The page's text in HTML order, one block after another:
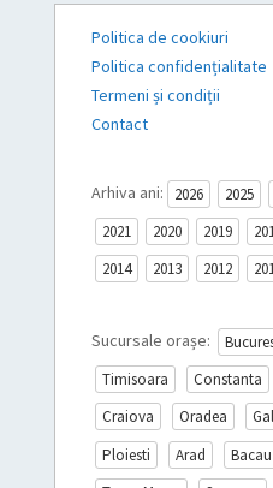
Politica de cookiuri
Politica confidențialitate
Termeni și condiții
Contact
Arhiva ani: 2026 2025
2021
2020 2019
2014
2013 2012
Sucursale orașe:
Timisoara
Constanta
Craiova
Oradea
Ploiesti
Arad Bacau